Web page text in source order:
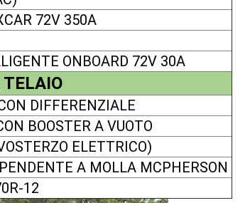
72V 350A
ONBOARD 72V 30A
TELAIO
DIFFERENZIALE
BOOSTER A VUOTO
ELETTRICO)
A MOLLA MCPHERSON
12